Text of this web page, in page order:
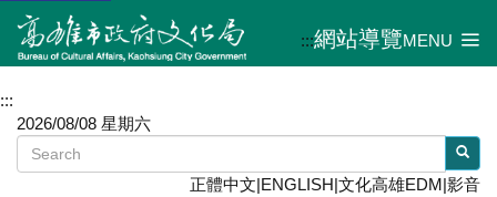
:::網站導覽MENU
:::
2026/08/08 星期六
正體中文|ENGLISH|文化高雄EDM|影音